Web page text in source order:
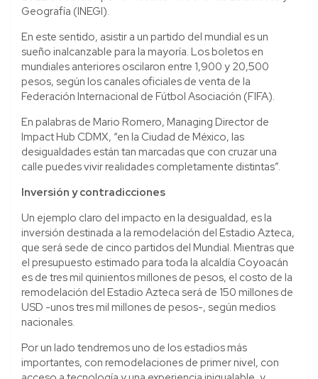
Geografía (INEGI).
En este sentido, asistir a un partido del mundial es un
sueño inalcanzable para la mayoría. Los boletos en
mundiales anteriores oscilaron entre 1,900 y 20,500
pesos, según los canales oficiales de venta de la
Federación Internacional de Fútbol Asociación (FIFA).
En palabras de Mario Romero, Managing Director de
Impact Hub CDMX, “en la Ciudad de México, las
desigualdades están tan marcadas que con cruzar una
calle puedes vivir realidades completamente distintas”.
Inversión y contradicciones
Un ejemplo claro del impacto en la desigualdad, es la
inversión destinada a la remodelación del Estadio Azteca,
que será sede de cinco partidos del Mundial. Mientras que
el presupuesto estimado para toda la alcaldía Coyoacán
es de tres mil quinientos millones de pesos, el costo de la
remodelación del Estadio Azteca será de 150 millones de
USD -unos tres mil millones de pesos-, según medios
nacionales.
Por un lado tendremos uno de los estadios más
importantes, con remodelaciones de primer nivel, con